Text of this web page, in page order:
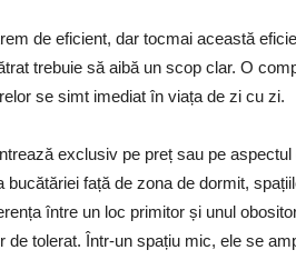
de eficient, dar tocmai această
trebuie să aibă un scop clar. O
se simt imediat în viața de zi cu zi.
exclusiv pe preț sau pe
bucătăriei față de zona de dormit,
între un loc primitor și unul
tolerat. Într-un spațiu mic, ele se